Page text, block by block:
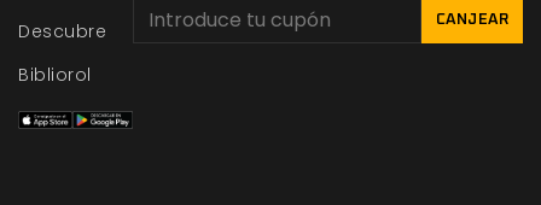
Descubre
Bibliorol
CANJEAR